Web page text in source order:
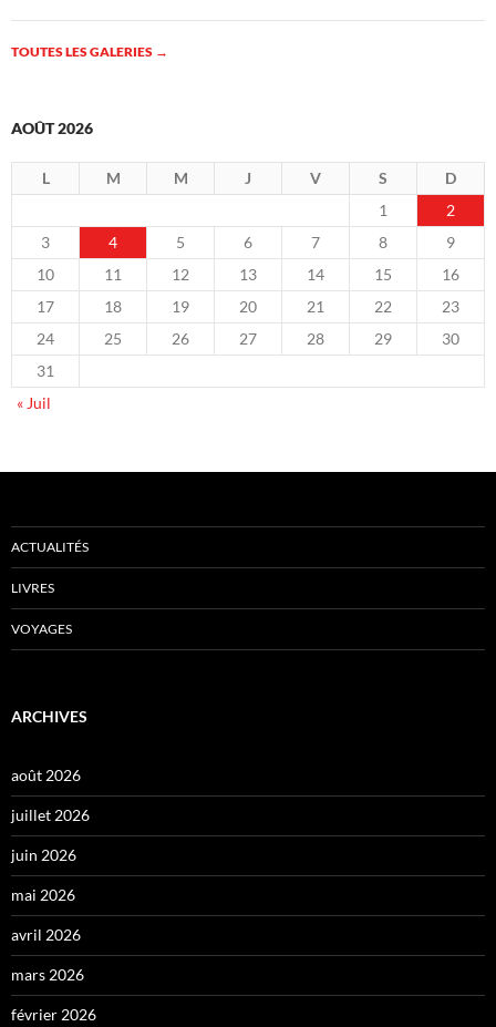
TOUTES LES GALERIES →
AOÛT 2026
L M M J V S
D
1
2
3
4 5 6 7 8
9
10
11 12 13 14 15
16
17
18 19 20 21 22
23
24
25 26 27 28 29
30
31
« Juil
ACTUALITÉS
LIVRES
VOYAGES
ARCHIVES
août 2026
juillet 2026
juin 2026
mai 2026
avril 2026
mars 2026
février 2026